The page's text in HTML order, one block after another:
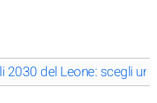
2030 del Leone: scegli un